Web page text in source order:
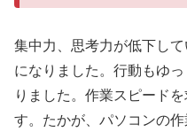
集中力、思考力が低下し
になりました。行動もゆ
りました。作業スピード
す。たかが、パソコンの